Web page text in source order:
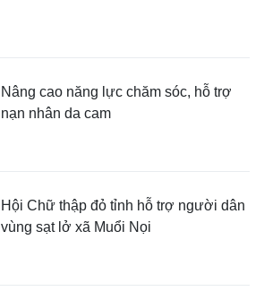
Nâng cao năng lực chăm sóc, hỗ trợ
nạn nhân da cam
Hội Chữ thập đỏ tỉnh hỗ trợ người dân
vùng sạt lở xã Muổi Nọi